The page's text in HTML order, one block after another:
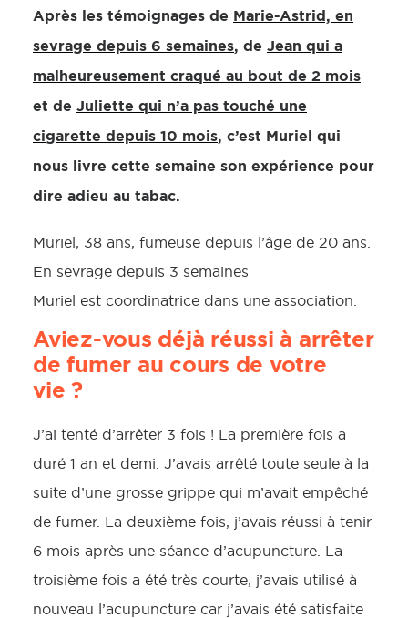
Après les témoignages de Marie-Astrid, en
sevrage depuis 6 semaines, de Jean qui a
malheureusement craqué au bout de 2 mois
et de Juliette qui n’a pas touché une
cigarette depuis 10 mois, c’est Muriel qui
nous livre cette semaine son expérience pour
dire adieu au tabac.
Muriel, 38 ans, fumeuse depuis l’âge de 20 ans.
En sevrage depuis 3 semaines
Muriel est coordinatrice dans une association.
Aviez-vous déjà réussi à arrêter
de fumer au cours de votre
vie ?
J’ai tenté d’arrêter 3 fois ! La première fois a
duré 1 an et demi. J’avais arrêté toute seule à la
suite d’une grosse grippe qui m’avait empêché
de fumer. La deuxième fois, j’avais réussi à tenir
6 mois après une séance d’acupuncture. La
troisième fois a été très courte, j’avais utilisé à
nouveau l’acupuncture car j’avais été satisfaite